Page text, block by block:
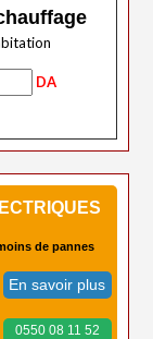
DA
de pannes
En savoir plus
0550 08 11 52